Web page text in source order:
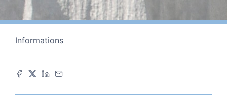
Informations